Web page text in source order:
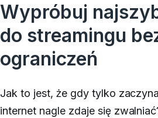
Wypróbuj
do streamingu
ograniczeń
Jak to jest, że gdy tylko
internet nagle zdaje się